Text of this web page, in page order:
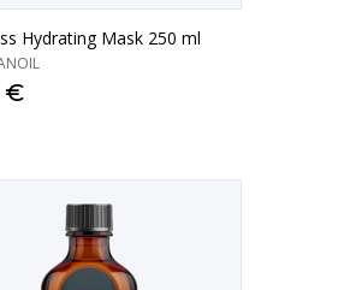
Hydrating Mask 250 ml
€